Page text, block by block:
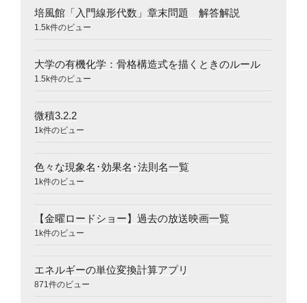
培風館「入門線形代数」章末問題 解答解説
1.5k件のビュー
大学の有機化学：骨格構造式を描くときのルール
1.5k件のビュー
微積3.2.2
1k件のビュー
色々な現象名･効果名･法則名一覧
1k件のビュー
【金曜ロードショー】過去の放送映画一覧
1k件のビュー
エネルギーの単位変換計算アプリ
871件のビュー